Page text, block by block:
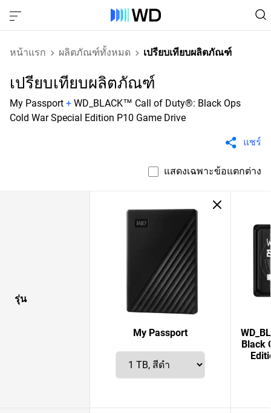
หน้าแรก ผลิตภัณฑ์ทั้งหมด เปรียบเทียบผลิตภัณฑ์
เปรียบเทียบผลิตภัณฑ์
My Passport + WD_BLACK™ Call of Duty®: Black Ops
Cold War Special Edition P10 Game Drive
แชร์
แสดงเฉพาะข้อแตกต่าง
รุ่น
My Passport
Black